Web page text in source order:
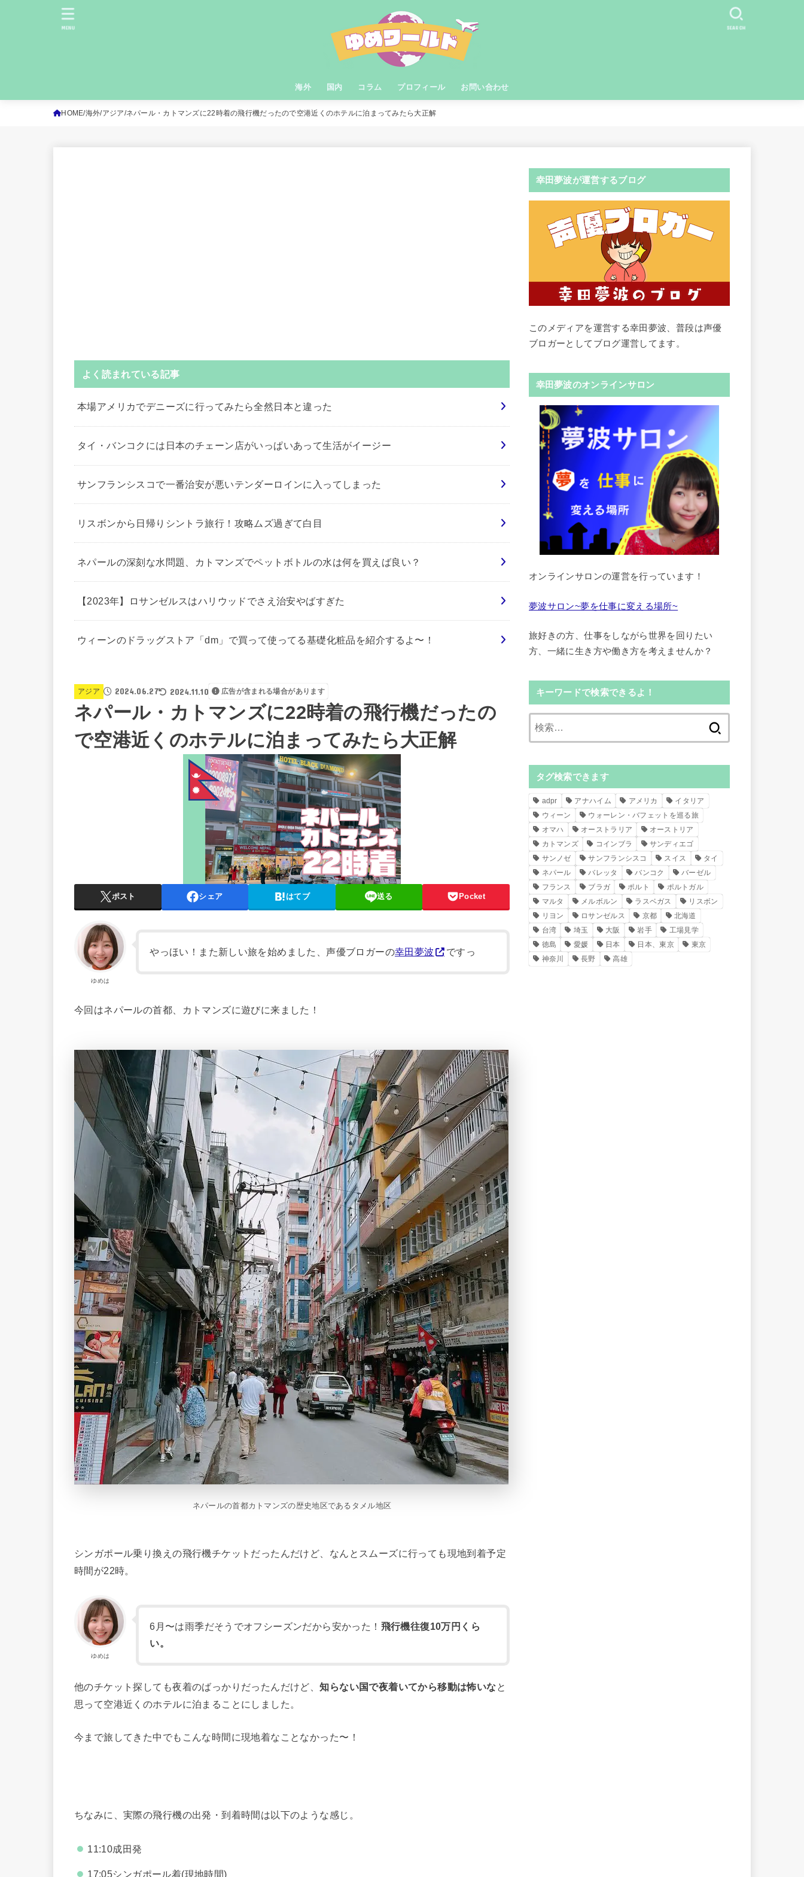
海外 国内 コラム プロフィール お問い合わせ
SEARCH
MENU
HOME 海外 アジア ネパール・カトマンズに22時着の飛行機だったので空港近くのホテルに泊まってみたら大正解
よく読まれている記事
本場アメリカでデニーズに行ってみたら全然日本と違った
タイ・バンコクには日本のチェーン店がいっぱいあって生活がイージー
サンフランシスコで一番治安が悪いテンダーロインに入ってしまった
リスボンから日帰りシントラ旅行！攻略ムズ過ぎて白目
ネパールの深刻な水問題、カトマンズでペットボトルの水は何を買えば良い？
【2023年】ロサンゼルスはハリウッドでさえ治安やばすぎた
ウィーンのドラッグストア「dm」で買って使ってる基礎化粧品を紹介するよ〜！
アジア 2024.06.27 2024.11.10 広告が含まれる場合があります
ネパール・カトマンズに22時着の飛行機だったの
で空港近くのホテルに泊まってみたら大正解
ポスト シェア はてブ 送る Pocket
ゆめは
やっほい！また新しい旅を始めました、声優ブロガーの幸田夢波 ですっ
今回はネパールの首都、カトマンズに遊びに来ました！
ネパールの首都カトマンズの歴史地区であるタメル地区
シンガポール乗り換えの飛行機チケットだったんだけど、なんとスムーズに行っても現地到着予定
時間が22時。
ゆめは
6月〜は雨季だそうでオフシーズンだから安かった！ 飛行機往復10万円くら
い。
他のチケット探しても夜着のばっかりだったんだけど、知らない国で夜着いてから移動は怖いなと
思って空港近くのホテルに泊まることにしました。
今まで旅してきた中でもこんな時間に現地着なことなかった〜！
ちなみに、実際の飛行機の出発・到着時間は以下のような感じ。
11:10成田発
17:05シンガポール着(現地時間)
幸田夢波が運営するブログ
このメディアを運営する幸田夢波、普段は声優
ブロガーとしてブログ運営してます。
幸田夢波のオンラインサロン
オンラインサロンの運営を行っています！
夢波サロン~夢を仕事に変える場所~
旅好きの方、仕事をしながら世界を回りたい
方、一緒に生き方や働き方を考えませんか？
キーワードで検索できるよ！
タグ検索できます
adpr アナハイム アメリカ
イタリア
ウィーン
ウォーレン・バフェットを巡る旅
オマハ
オーストラリア
オーストリア
カトマンズ
コインブラ
サンディエゴ
サンノゼ
サンフランシスコ スイス
タイ
ネパール
バレッタ バンコク
バーゼル
フランス
ブラガ ポルト
ポルトガル
マルタ
メルボルン ラスベガス
リスボン
リヨン
ロサンゼルス 京都
北海道
台湾
埼玉 大阪 岩手
工場見学
徳島
愛媛 日本 日本、東京
東京
神奈川
長野 高雄